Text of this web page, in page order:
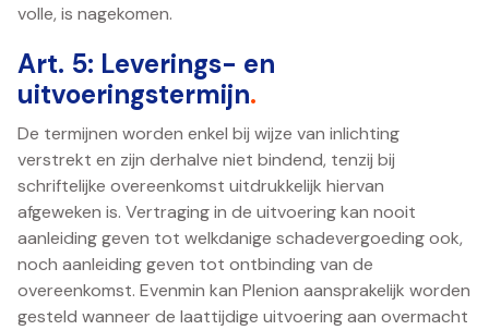
volle, is nagekomen.
Art. 5: Leverings- en
uitvoeringstermijn.
De termijnen worden enkel bij wijze van inlichting
verstrekt en zijn derhalve niet bindend, tenzij bij
schriftelijke overeenkomst uitdrukkelijk hiervan
afgeweken is. Vertraging in de uitvoering kan nooit
aanleiding geven tot welkdanige schadevergoeding ook,
noch aanleiding geven tot ontbinding van de
overeenkomst. Evenmin kan Plenion aansprakelijk worden
gesteld wanneer de laattijdige uitvoering aan overmacht